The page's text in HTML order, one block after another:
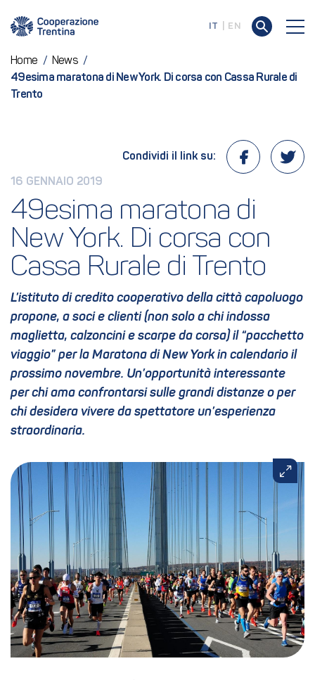
IT EN
Home / News /
49esima maratona di New York. Di corsa con Cassa Rurale di
Trento
16 GENNAIO 2019
Condividi il link su:
49esima maratona di
New York. Di corsa con
Cassa Rurale di Trento
L’istituto di credito cooperativo della città capoluogo
propone, a soci e clienti (non solo a chi indossa
maglietta, calzoncini e scarpe da corsa) il “pacchetto
viaggio” per la Maratona di New York in calendario il
prossimo novembre. Un’opportunità interessante
per chi ama confrontarsi sulle grandi distanze o per
chi desidera vivere da spettatore un’esperienza
straordinaria.